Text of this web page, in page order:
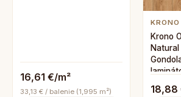
16,61 €/m²
33,13 € / balenie (1,995 m²)
Krono
18,88